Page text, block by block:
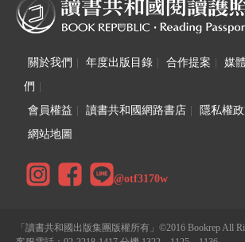
關於我們 年度出版目錄 合作提案 媒
們
會員權益
讀書共和國網路書店 隱私權
網站地圖
@otf3170w
「讀書共和國出版集團版權所有」©2016 Bookrep All